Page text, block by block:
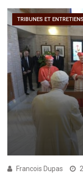
TRIBUNES ET ENTRETIENS
Francois Dupas